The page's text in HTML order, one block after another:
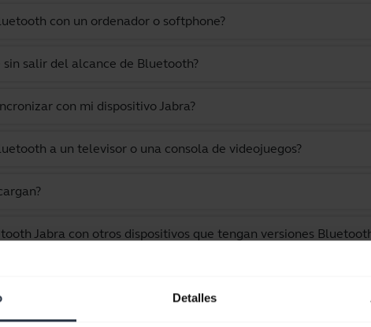
Detalles
con un ordenador o softphone?
salir del alcance de Bluetooth?
con mi dispositivo Jabra?
a un televisor o una consola de videojuegos?
Jabra con otros dispositivos que tengan versiones
no funcionan?
as an audio cable?